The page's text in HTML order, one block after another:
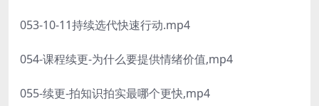
053-10-11持续选代快速行动.mp4
054-课程续更-为什么要提供情绪价值,mp4
055-续更-拍知识拍实最哪个更快,mp4